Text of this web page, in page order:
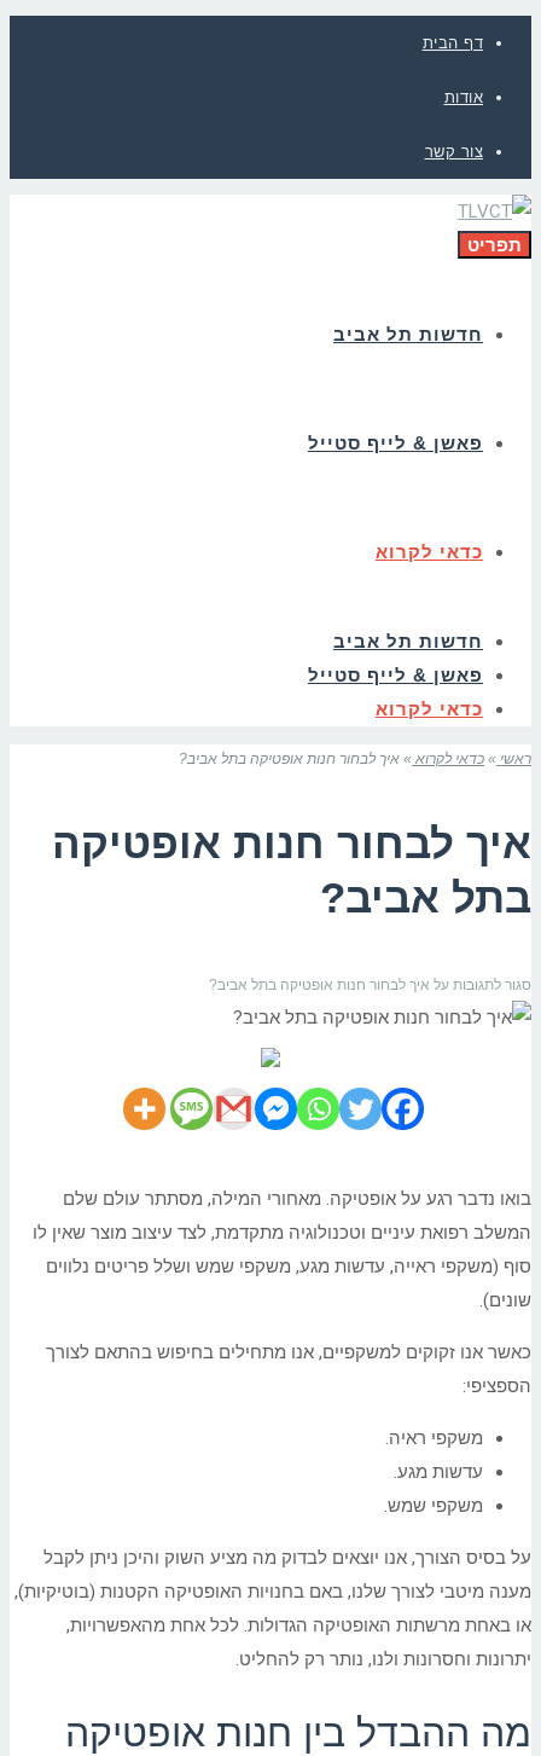
דף הבית
אודות
צור קשר
תפריט
חדשות תל אביב
פאשן & לייף סטייל
כדאי לקרוא
חדשות תל אביב
פאשן & לייף סטייל
כדאי לקרוא
ראשי » כדאי לקרוא » איך לבחור חנות אופטיקה בתל אביב?
איך לבחור חנות אופטיקה
בתל אביב?
סגור לתגובות על איך לבחור חנות אופטיקה בתל אביב?
בואו נדבר רגע על אופטיקה. מאחורי המילה, מסתתר עולם שלם
המשלב רפואת עיניים וטכנולוגיה מתקדמת, לצד עיצוב מוצר שאין לו
סוף (משקפי ראייה, עדשות מגע, משקפי שמש ושלל פריטים נלווים
שונים).
כאשר אנו זקוקים למשקפיים, אנו מתחילים בחיפוש בהתאם לצורך
הספציפי:
משקפי ראיה.
עדשות מגע.
משקפי שמש.
על בסיס הצורך, אנו יוצאים לבדוק מה מציע השוק והיכן ניתן לקבל
מענה מיטבי לצורך שלנו, באם בחנויות האופטיקה הקטנות (בוטיקיות),
או באחת מרשתות האופטיקה הגדולות. לכל אחת מהאפשרויות,
יתרונות וחסרונות ולנו, נותר רק להחליט.
מה ההבדל בין חנות אופטיקה